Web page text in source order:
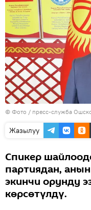
© Фото / пресс-служба
Жазылуу
Спикер
партиядан,
экинчи орунду
көрсөтүлдү.